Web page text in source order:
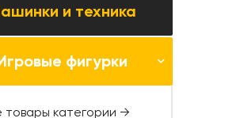
товары категории →
и техника
товары категории →
фигурки
товары категории →